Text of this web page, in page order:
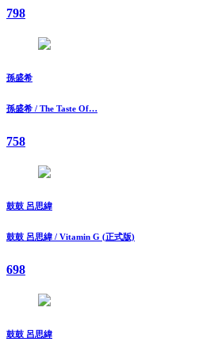
798
孫盛希
孫盛希 / The Taste Of…
758
鼓鼓 呂思緯
鼓鼓 呂思緯 / Vitamin G (正式版)
698
鼓鼓 呂思緯